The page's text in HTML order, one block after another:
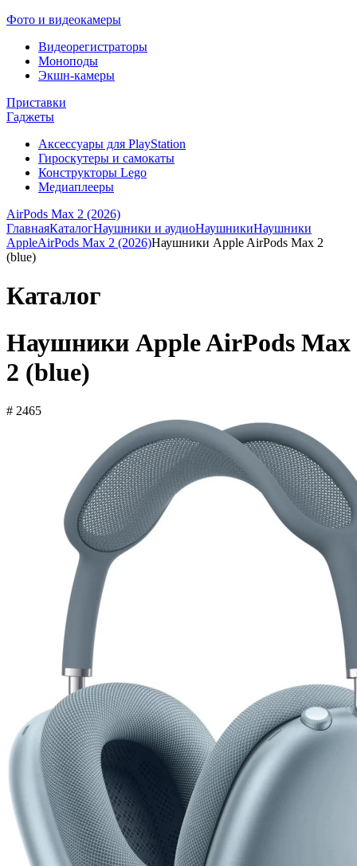
Фото и видеокамеры
Видеорегистраторы
Моноподы
Экшн-камеры
Приставки
Гаджеты
Аксессуары для PlayStation
Гироскутеры и самокаты
Конструкторы Lego
Медиаплееры
AirPods Max 2 (2026)
ГлавнаяКаталогНаушники и аудиоНаушникиНаушники
AppleAirPods Max 2 (2026)Наушники Apple AirPods Max 2
(blue)
Каталог
Наушники Apple AirPods Max
2 (blue)
# 2465